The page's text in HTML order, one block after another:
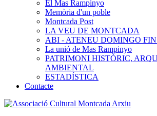
El Mas Rampinyo
Memòria d'un poble
Montcada Post
LA VEU DE MONTCADA
ABI - ATENEU DOMINGO
La unió de Mas Rampinyo
PATRIMONI HISTÒRIC,
AMBIENTAL
ESTADÍSTICA
Contacte